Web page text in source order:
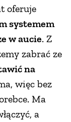
oferuje
systemem
w aucie. Z
zabrać ze
na
więc bez
Ma
a